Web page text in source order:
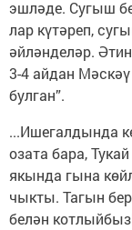
эшләде. Сугыш
лар күтәреп,
әйләнделәр.
3-4 айдан
булган”.
...Ишегалдында
озата бара,
якында гына
чыкты. Тагын
белән